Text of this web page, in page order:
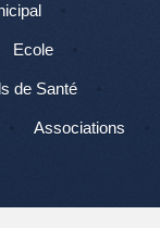
Ecole
de Santé
Associations